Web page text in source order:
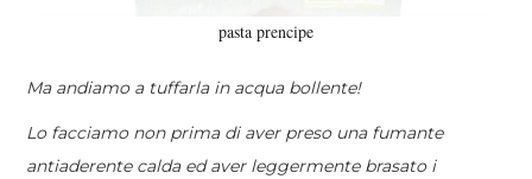
pasta prencipe
Ma andiamo a tuffarla in acqua bollente!
Lo facciamo non prima di aver preso una fumante
antiaderente calda ed aver leggermente brasato i